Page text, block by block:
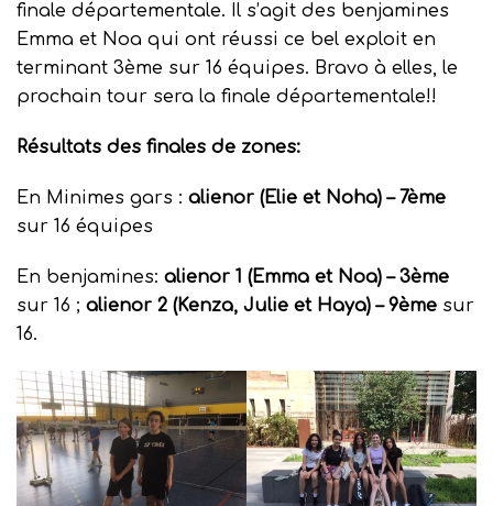
finale départementale. Il s’agit des benjamines
Emma et Noa qui ont réussi ce bel exploit en
terminant 3ème sur 16 équipes. Bravo à elles, le
prochain tour sera la finale départementale!!
Résultats des finales de zones:
En Minimes gars : alienor (Elie et Noha) – 7ème
sur 16 équipes
En benjamines: alienor 1 (Emma et Noa) – 3ème
sur 16 ; alienor 2 (Kenza, Julie et Haya) – 9ème sur
16.